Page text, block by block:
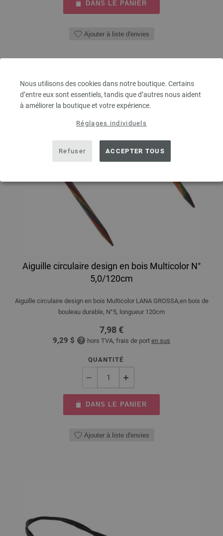
Nous utilisons des cookies dans notre boutique. Certains
d’entre eux sont essentiels, tandis que d’autres nous aident
à améliorer la boutique et votre expérience.
Réglages individuels
Refuser ACCEPTER TOUS
DANS LE PANIER
Ajouter à liste d'envies
Aiguille circulaire design en bois Multicolor N°
5,0/120cm
Aiguille circulaire design en bois Multicolor LANA GROSSA,en bois de
bouleau durable, N°5, longueur 120cm
7,98 €
9,29 $ hors TVA, frais de port en sus
QUANTITÉ
DANS LE PANIER
Ajouter à liste d'envies